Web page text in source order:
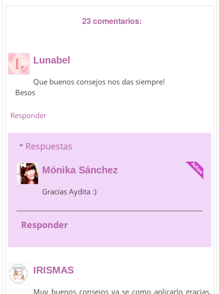
23 comentarios:
Lunabel
Que buenos consejos nos das siempre!
Besos
Responder
Respuestas
Mónika Sánchez
Gracias Aydita :)
Responder
IRISMAS
Muy buenos consejos ya se como aplicarlo gracias.